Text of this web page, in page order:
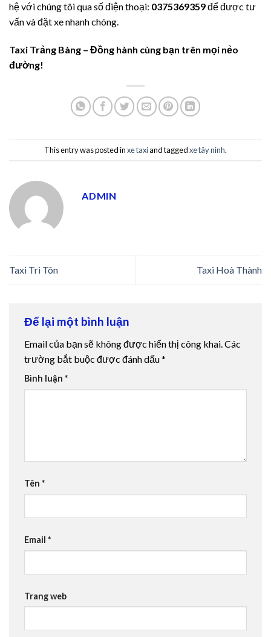
hệ với chúng tôi qua số điện thoại: 0375369359để được tư
vấn và đặt xe nhanh chóng.
Taxi Trảng Bàng – Đồng hành cùng bạn trên mọi nẻo
đường!
This entry was posted inxe taxiand taggedxe tây ninh.
ADMIN
Taxi Tri Tôn Taxi Hoà Thành
Để lại một bình luận
Email của bạn sẽ không được hiển thị công khai.Các
trường bắt buộc được đánh dấu*
Bình luận *
Tên *
Email *
Trang web